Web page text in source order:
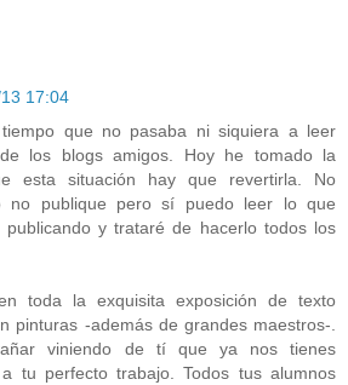
17:04
que no pasaba ni siquiera a leer
los blogs amigos. Hoy he tomado la
esta situación hay que revertirla. No
no publique pero sí puedo leer lo que
publicando y trataré de hacerlo todos los
toda la exquisita exposición de texto
pinturas -además de grandes maestros-.
viniendo de tí que ya nos tienes
a tu perfecto trabajo. Todos tus alumnos